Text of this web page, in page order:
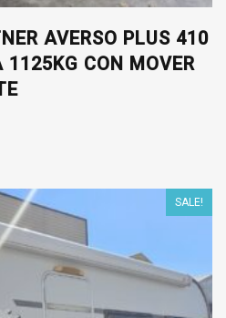
AVERSO PLUS 410
CON MOVER
SALE!